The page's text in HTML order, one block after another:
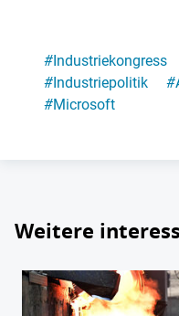
#Industriekongress
#Industriepolitik #
#Microsoft
Weitere